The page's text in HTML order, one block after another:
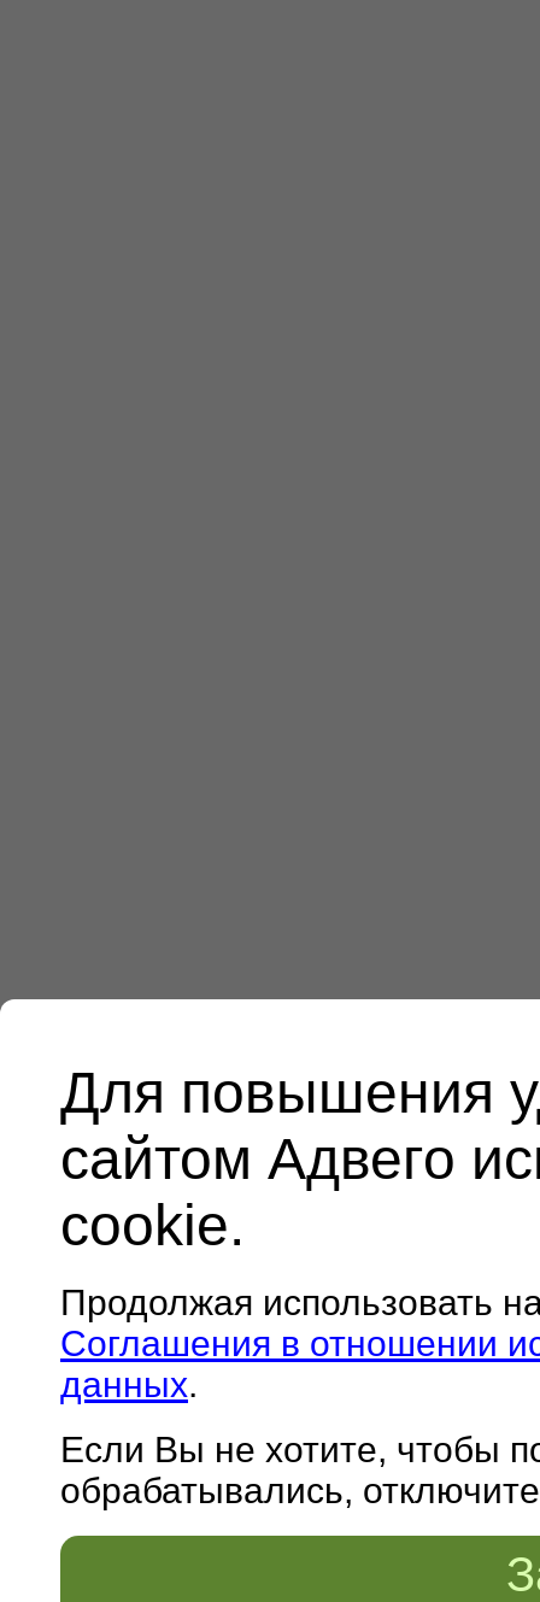
Для повышения
сайтом Адвего
cookie.
Продолжая использовать
Соглашения в отношении
данных.
Если Вы не хотите, чтобы
обрабатывались,